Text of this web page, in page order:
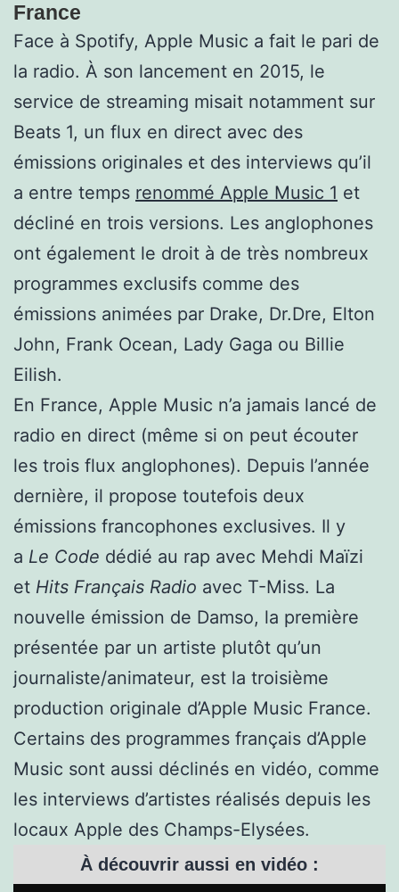
France
Face à Spotify, Apple Music a fait le pari de
la radio. À son lancement en 2015, le
service de streaming misait notamment sur
Beats 1, un flux en direct avec des
émissions originales et des interviews qu’il
a entre temps renommé Apple Music 1 et
décliné en trois versions. Les anglophones
ont également le droit à de très nombreux
programmes exclusifs comme des
émissions animées par Drake, Dr.Dre, Elton
John, Frank Ocean, Lady Gaga ou Billie
Eilish.
En France, Apple Music n’a jamais lancé de
radio en direct (même si on peut écouter
les trois flux anglophones). Depuis l’année
dernière, il propose toutefois deux
émissions francophones exclusives. Il y
a Le Code dédié au rap avec Mehdi Maïzi
et Hits Français Radio avec T-Miss. La
nouvelle émission de Damso, la première
présentée par un artiste plutôt qu’un
journaliste/animateur, est la troisième
production originale d’Apple Music France.
Certains des programmes français d’Apple
Music sont aussi déclinés en vidéo, comme
les interviews d’artistes réalisés depuis les
locaux Apple des Champs-Elysées.
À découvrir aussi en vidéo :